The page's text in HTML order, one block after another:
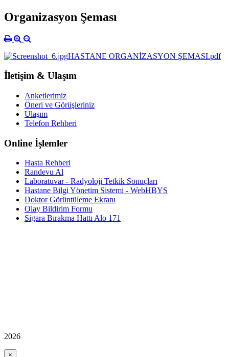
Organizasyon Şeması
HASTANE ORGANİZASYON ŞEMASI.pdf
İletişim & Ulaşım
Anketlerimiz
Öneri ve Görüşleriniz
Ulaşım
Telefon Rehberi
Online İşlemler
Hasta Rehberi
Randevu Al
Laboratuvar - Radyoloji Tetkik Sonuçları
Hastane Bilgi Yönetim Sistemi - WebHBYS
Doktor Görüntüleme Ekranı
Olay Bildirim Formu
Sigara Bırakma Hattı Alo 171
2026
×